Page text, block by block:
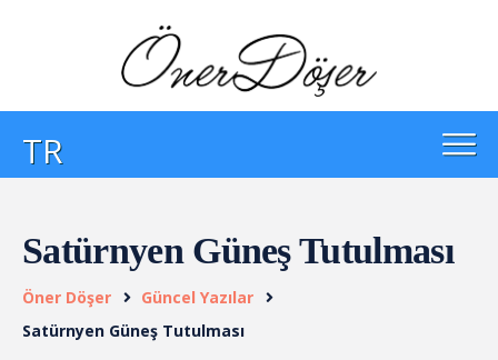
TR
Satürnyen Güneş Tutulması
Öner Döşer
Güncel Yazılar
Satürnyen Güneş Tutulması